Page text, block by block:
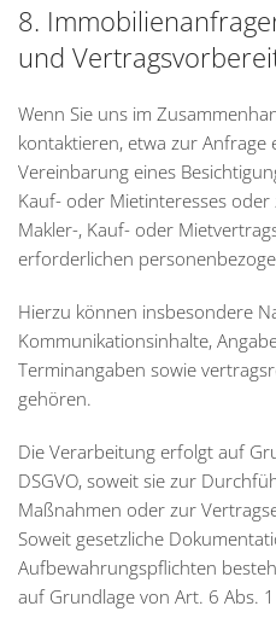
8.
und
Wenn Sie uns im
kontaktieren, etwa zur Anfrage
Vereinbarung eines
Kauf- oder Mietinteresses
Makler-, Kauf- oder
erforderlichen
Hierzu können insbesondere
Kommunikationsinhalte,
Terminangaben sowie
gehören.
Die Verarbeitung erfolgt auf
DSGVO, soweit sie zur
Maßnahmen oder zur
Soweit gesetzliche
Aufbewahrungspflichten
auf Grundlage von Art. 6 Abs. 1